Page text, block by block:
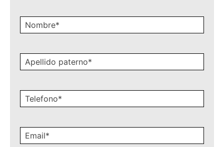
Nombre*
Apellido
paterno*
Celular*
Email*